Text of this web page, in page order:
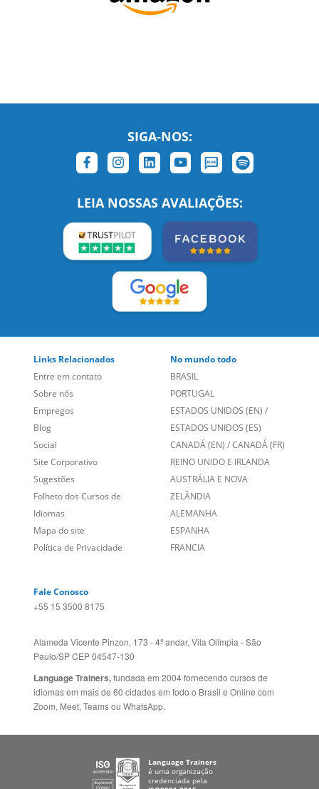
SIGA-NOS:
LEIA NOSSAS AVALIAÇÕES:
Links Relacionados
Entre em contato
Sobre nós
Empregos
Blog
Social
Site Corporativo
Sugestões
Folheto dos Cursos de
Idiomas
Mapa do site
Política de Privacidade
No mundo todo
BRASIL
PORTUGAL
ESTADOS UNIDOS (EN) /
ESTADOS UNIDOS (ES)
CANADÁ (EN) /CANADÁ (FR)
REINO UNIDO E IRLANDA
AUSTRÁLIA E NOVA
ZELÂNDIA
ALEMANHA
ESPANHA
FRANCIA
Fale Conosco
+55 15 3500 8175
Alameda Vicente Pinzon, 173 - 4º andar, Vila Olímpia - São
Paulo/SP CEP 04547-130
Language Trainers,fundada em 2004 fornecendo cursos de
idiomas em mais de 60 cidades em todo o Brasil e Online com
Zoom, Meet, Teams ou WhatsApp.